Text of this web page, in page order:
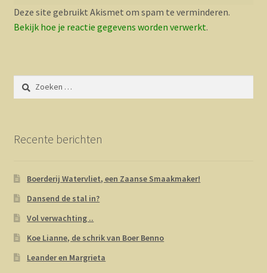
Deze site gebruikt Akismet om spam te verminderen.
Bekijk hoe je reactie gegevens worden verwerkt.
Zoeken
naar:
Recente berichten
Boerderij Watervliet, een Zaanse Smaakmaker!
Dansend de stal in?
Vol verwachting ..
Koe Lianne, de schrik van Boer Benno
Leander en Margrieta